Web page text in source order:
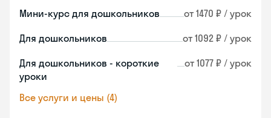
Мини-курс для дошкольников от 1470 ₽ / урок
Для дошкольников от 1092 ₽ / урок
Для дошкольников - короткие
уроки
от 1077 ₽ / урок
Все услуги и цены (4)